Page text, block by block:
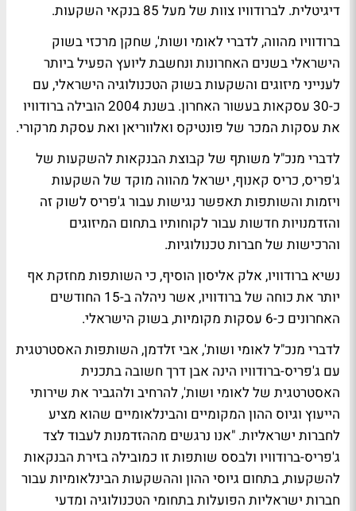
דיגיטלית. לברודוויו צוות של מעל 85 בנקאי השקעות.
ברודוויו מהווה, לדברי לאומי ושות', שחקן מרכזי בשוק
הישראלי בשנים האחרונות ונחשבת ליועץ הפעיל ביותר
לענייני מיזוגים והשקעות בשוק הטכנולוגיה הישראלי, עם
כ-30 עסקאות בעשור האחרון. בשנת 2004 הובילה ברודוויו
את עסקות המכר של פונטיקס ואלווריאן ואת עסקת מרקורי.
לדברי מנכ"ל משותף של קבוצת הבנקאות להשקעות של
ג'פריס, כריס קאנוף, ישראל מהווה מוקד של השקעות
ויזמות והשותפות תאפשר נגישות עבור ג'פריס לשוק זה
והזדמנויות חדשות עבור לקוחותיו בתחום המיזוגים
והרכישות של חברות טכנולוגיות.
נשיא ברודוויו, אלק אליסון הוסיף, כי השותפות מחזקת אף
יותר את כוחה של ברודוויו, אשר ניהלה ב-15 החודשים
האחרונים כ-6 עסקות מקומיות, בשוק הישראלי.
לדברי מנכ"ל לאומי ושות', אבי זלדמן, השותפות האסטרטגית
עם ג'פריס-ברודוויו הינה אבן דרך חשובה בתכנית
האסטרטגית של לאומי ושות', להרחיב ולהגביר את שירותי
הייעוץ וגיוס ההון המקומיים והבינלאומיים שהוא מציע
לחברות ישראליות. "אנו נרגשים מההזדמנות לעבוד לצד
ג'פריס-ברודוויו ולבסס שותפות זו כמובילה בזירת הבנקאות
להשקעות, בתחום גיוסי ההון וההשקעות הבינלאומיות עבור
חברות ישראליות הפועלות בתחומי הטכנולוגיה ומדעי